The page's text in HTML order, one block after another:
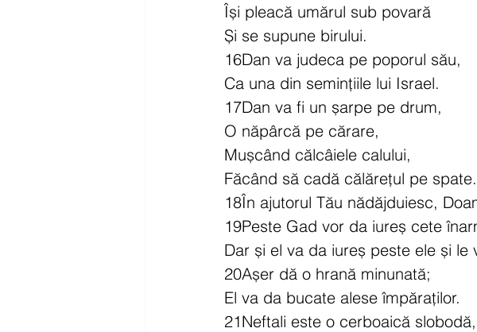
Își pleacă umărul sub povară
Și se supune birului.
16Dan va judeca pe poporul său,
Ca una din semințiile lui Israel.
17Dan va fi un șarpe pe drum,
O năpârcă pe cărare,
Mușcând călcâiele calului,
Făcând să cadă călărețul pe spate.
18În ajutorul Tău nădăjduiesc,
19Peste Gad vor da iureș cete
Dar și el va da iureș peste ele și le
20Așer dă o hrană minunată;
El va da bucate alese împăraților.
21Neftali este o cerboaică slobodă,